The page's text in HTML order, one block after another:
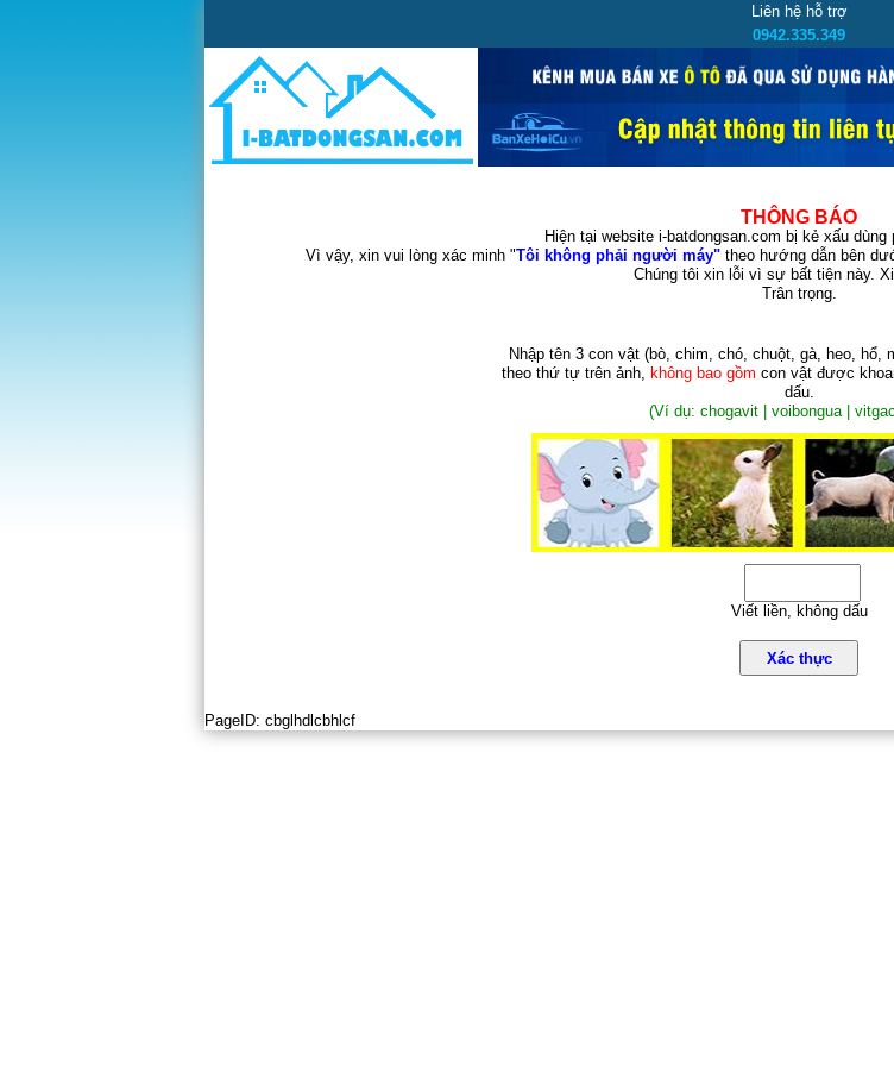
Liên hệ hỗ trợ
0942.335.349
THÔNG BÁO
Hiện tại website i-batdongsan.com bị kẻ xấu dùng
Vì vậy, xin vui lòng xác minh "Tôi không phải người máy"theo hướng dẫn bên
Chúng tôi xin lỗi vì sự bất tiện này.
Trân trọng.
Nhập tên 3 con vật (bò, chim, chó, chuột, gà, heo, hổ,
theo thứ tự trên ảnh, không bao gồm con vật được
dấu.
(Ví dụ: chogavit | voibongua |
Viết liền, không dấu
Xác thực
PageID: cbglhdlcbhlcf